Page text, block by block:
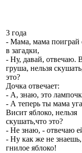
3 года
- Мама, мама поиграй
в загадки,
- Ну, давай, отвечаю.
груша, нельзя
это?
Дочка отвечает:
- А, знаю, это
- А теперь ты мама
Висит яблоко, нельзя
скушать,что это?
- Не знаю, - отвечаю
- Ну как же не знаешь,
гнилое яблоко!